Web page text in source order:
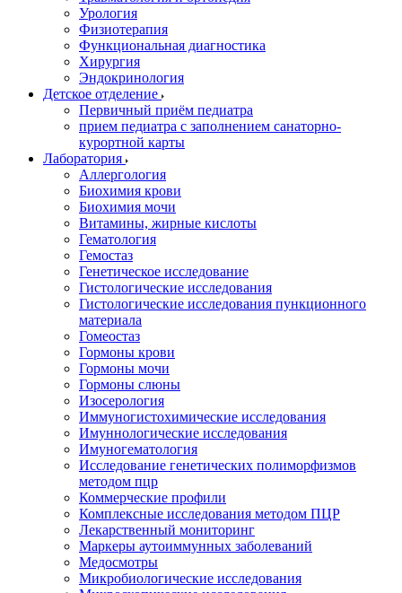
Урология
Физиотерапия
Функциональная диагностика
Хирургия
Эндокринология
Детское отделение
Первичный приём педиатра
прием педиатра с заполнением санаторно-
курортной карты
Лаборатория
Аллергология
Биохимия крови
Биохимия мочи
Витамины, жирные кислоты
Гематология
Гемостаз
Генетическое исследование
Гистологические исследования
Гистологические исследования пункционного
материала
Гомеостаз
Гормоны крови
Гормоны мочи
Гормоны слюны
Изосерология
Иммуногистохимические исследования
Имуннологические исследования
Имуногематология
Исследование генетических полиморфизмов
методом пцр
Коммерческие профили
Комплексные исследования методом ПЦР
Лекарственный мониторинг
Маркеры аутоиммунных заболеваний
Медосмотры
Микробиологические исследования